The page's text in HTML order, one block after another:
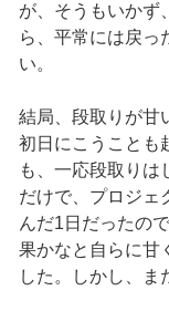
が、そうもいかず
ら、平常には戻っ
い。
結局、段取りが甘
初日にこうことも
も、一応段取りは
だけで、プロジェ
んだ1日だったの
果かなと自らに甘
した。しかし、ま